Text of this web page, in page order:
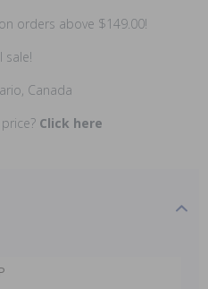
orders above $149.00!
sale!
Canada
Click here